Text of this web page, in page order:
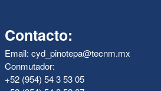
Contacto:
Email: cyd_pinotepa@tecnm.mx
Conmutador:
+52 (954) 54 3 53 05